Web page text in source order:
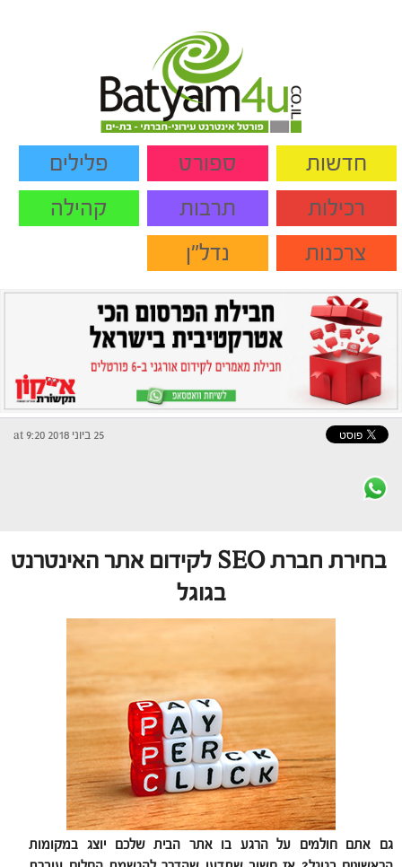
חדשות ספורט
פלילים
רכילות
תרבות
קהילה
צרכנות
נדל"ן
25 ביוני 2018 at 9:20
בחירת חברת SEO לקידום אתר האינטרנט
בגוגל
גם אתם חולמים על הרגע בו אתר הבית שלכם יוצג במקומות